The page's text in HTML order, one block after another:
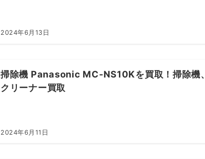
2024年6月13日
掃除機 Panasonic MC-NS10Kを買取！掃除機、
クリーナー買取
2024年6月11日